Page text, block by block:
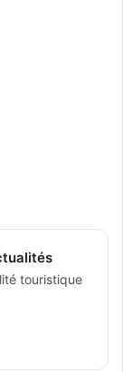
touristique